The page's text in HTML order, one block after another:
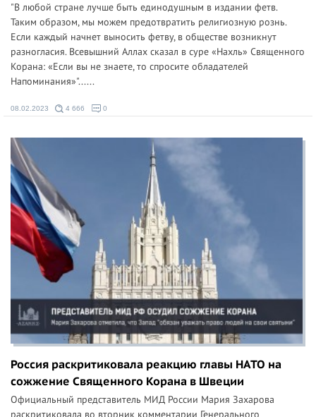
"В любой стране лучше быть единодушным в издании фетв.
Таким образом, мы можем предотвратить религиозную рознь.
Если каждый начнет выносить фетву, в обществе возникнут
разногласия. Всевышний Аллах сказал в суре «Нахль» Священного
Корана: «Если вы не знаете, то спросите обладателей
Напоминания»"......
08.02.2023 4 666 0
Россия раскритиковала реакцию главы НАТО на
сожжение Священного Корана в Швеции
Официальный представитель МИД России Мария Захарова